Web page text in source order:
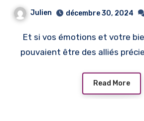
Julien décembre 30, 2024
Et si vos émotions et votre bien-être mental
pouvaient être des alliés
Read More